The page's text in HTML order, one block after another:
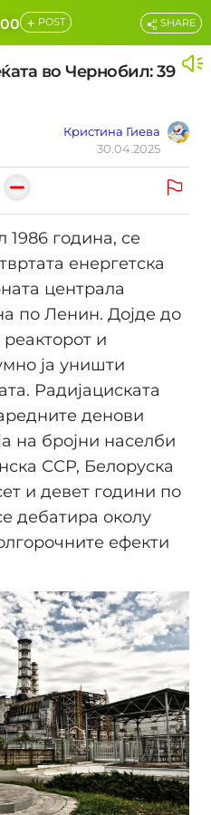
+ POST
во Чернобил: 39
Кристина Гиева
30.04.2025
SHARE
1986 година, се
енергетска
централа
по Ленин. Дојде до
и
ја уништи
Радијациската
денови
на бројни населби
ССР, Белоруска
и девет години по
дебатира околу
ефекти